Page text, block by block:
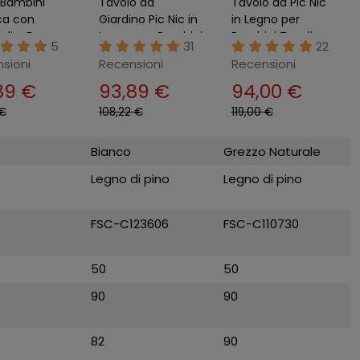
con
e Foro
Interno
5
€
Giardino Pic Nic in
Legno per Bambini
Bianco
31
Recensioni
93,89 €
108,22 €
in Legno per
Bambini Tavolino
con Panche
Giardino
22
Recensioni
94,00 €
119,00 €
Bianco
Grezzo Naturale
Legno di pino Legno di pino
FSC-C123606 FSC-C110730
50
50
90 90
82 90